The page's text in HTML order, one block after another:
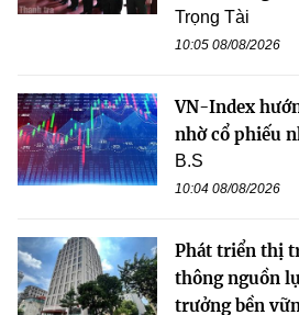
Trọng Tài
10:05 08/08/2026
VN-Index
nhờ cổ phiếu
B.S
10:04 08/08/2026
Phát triển thị
thông nguồn
trưởng bền